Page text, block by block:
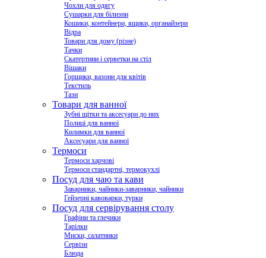
Чохли для одягу
Сушарки для білизни
Кошики, контейнери, ящики, органайзери
Відра
Товари для дому (різне)
Тачки
Скатертини і серветки на стіл
Вішаки
Горщики, вазони для квітів
Текстиль
Тази
Товари для ванної
Зубні щітки та аксесуари до них
Полиці для ванної
Килимки для ванної
Аксесуари для ванної
Термоси
Термоси харчові
Термоси стандартні, термокухлі
Посуд для чаю та кави
Заварники, чайники-заварники, чайники
Гейзерні кавоварки, турки
Посуд для сервірування столу
Графіни та глечики
Тарілки
Миски, салатники
Сервізи
Блюда